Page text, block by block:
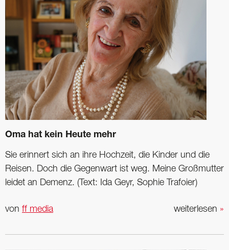
Oma hat kein Heute mehr
Sie erinnert sich an ihre Hochzeit, die Kinder und die
Reisen. Doch die Gegenwart ist weg. Meine Großmutter
leidet an Demenz. (Text: Ida Geyr, Sophie Trafoier)
weiterlesen »
von ff media